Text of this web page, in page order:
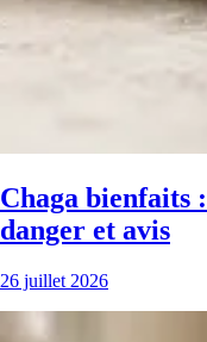
Chaga bienfaits
danger et avis
26 juillet 2026